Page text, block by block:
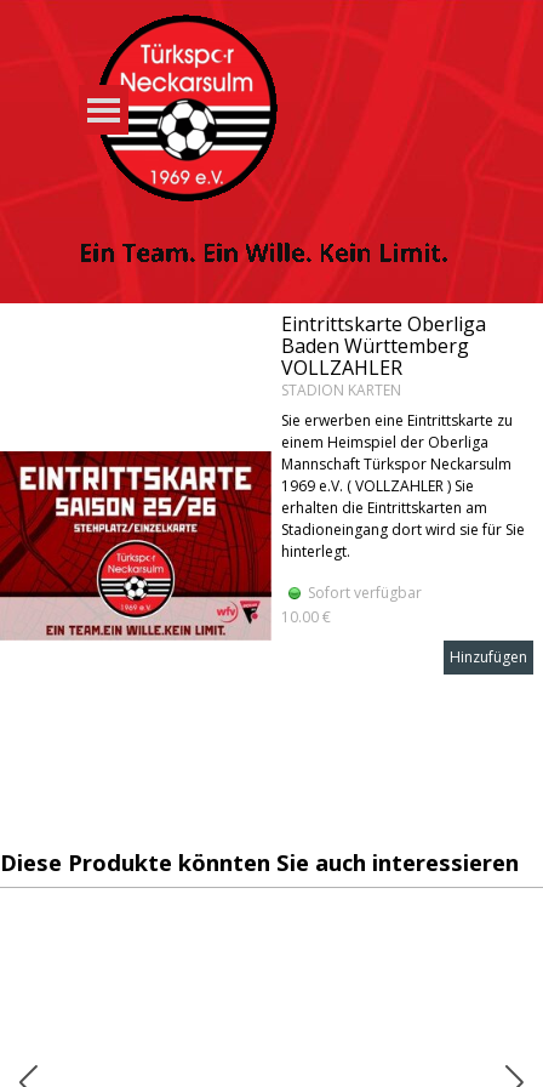
Menü überspringen
Eintrittskarte Oberliga
Baden Württemberg
VOLLZAHLER
STADION KARTEN
Sie erwerben eine Eintrittskarte zu
einem Heimspiel der Oberliga
Mannschaft Türkspor Neckarsulm
1969 e.V. ( VOLLZAHLER ) Sie
erhalten die Eintrittskarten am
Stadioneingang dort wird sie für Sie
hinterlegt.
Sofort verfügbar
10.00 €
Hinzufügen
Diese Produkte könnten Sie auch interessieren